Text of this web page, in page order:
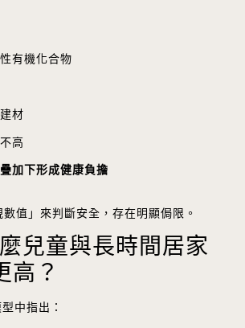
有機化合物
材
高
加下形成健康負擔
值」來判斷安全，存在明顯侷限。
兒童與長時間居家
高？
中指出：